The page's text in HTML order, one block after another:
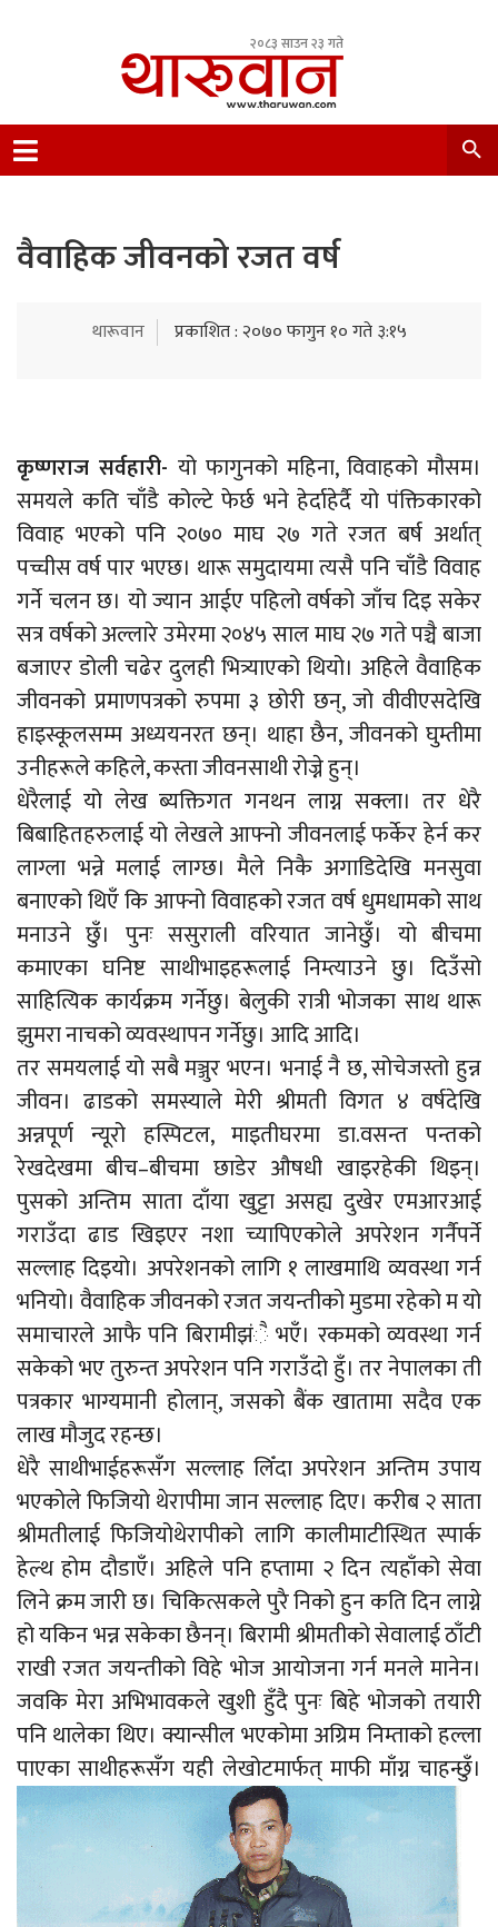
२०८३ साउन २३ गते
Nepal.
वैवाहिक जीवनको रजत वर्ष
थारूवान प्रकाशित : २०७० फागुन १० गते ३:१५
कृष्णराज सर्वहारी- यो फागुनको महिना, विवाहको मौसम।
समयले कति चाँडै कोल्टे फेर्छ भने हेर्दाहेर्दै यो पंक्तिकारको
विवाह भएको पनि २०७० माघ २७ गते रजत बर्ष अर्थात्
पच्चीस वर्ष पार भएछ। थारू समुदायमा त्यसै पनि चाँडै विवाह
गर्ने चलन छ। यो ज्यान आईए पहिलो वर्षको जाँच दिइ सकेर
सत्र वर्षको अल्लारे उमेरमा २०४५ साल माघ २७ गते पञ्चै बाजा
बजाएर डोली चढेर दुलही भित्र्याएको थियो। अहिले वैवाहिक
जीवनको प्रमाणपत्रको रुपमा ३ छोरी छन्, जो वीवीएसदेखि
हाइस्कूलसम्म अध्ययनरत छन्। थाहा छैन, जीवनको घुम्तीमा
उनीहरूले कहिले, कस्ता जीवनसाथी रोज्ने हुन्।
धेरैलाई यो लेख ब्यक्तिगत गनथन लाग्न सक्ला। तर धेरै
बिबाहितहरुलाई यो लेखले आफ्नो जीवनलाई फर्केर हेर्न कर
लाग्ला भन्ने मलाई लाग्छ। मैले निकै अगाडिदेखि मनसुवा
बनाएको थिएँ कि आफ्नो विवाहको रजत वर्ष धुमधामको साथ
मनाउने छुँ। पुनः ससुराली वरियात जानेछुँ। यो बीचमा
कमाएका घनिष्ट साथीभाइहरूलाई निम्त्याउने छु। दिउँसो
साहित्यिक कार्यक्रम गर्नेछु। बेलुकी रात्री भोजका साथ थारू
झुमरा नाचको व्यवस्थापन गर्नेछु। आदि आदि।
तर समयलाई यो सबै मञ्जुर भएन। भनाई नै छ, सोचेजस्तो हुन्न
जीवन। ढाडको समस्याले मेरी श्रीमती विगत ४ वर्षदेखि
अन्नपूर्ण न्यूरो हस्पिटल, माइतीघरमा डा.वसन्त पन्तको
रेखदेखमा बीच–बीचमा छाडेर औषधी खाइरहेकी थिइन्।
पुसको अन्तिम साता दाँया खुट्टा असह्य दुखेर एमआरआई
गराउँदा ढाड खिइएर नशा च्यापिएकोले अपरेशन गर्नैपर्ने
सल्लाह दिइयो। अपरेशनको लागि १ लाखमाथि व्यवस्था गर्न
भनियो। वैवाहिक जीवनको रजत जयन्तीको मुडमा रहेको म यो
समाचारले आफै पनि बिरामीझंै भएँ। रकमको व्यवस्था गर्न
सकेको भए तुरुन्त अपरेशन पनि गराउँदो हुँ। तर नेपालका ती
पत्रकार भाग्यमानी होलान्, जसको बैंक खातामा सदैव एक
लाख मौजुद रहन्छ।
धेरै साथीभाईहरूसँग सल्लाह लिँदा अपरेशन अन्तिम उपाय
भएकोले फिजियो थेरापीमा जान सल्लाह दिए। करीब २ साता
श्रीमतीलाई फिजियोथेरापीको लागि कालीमाटीस्थित स्पार्क
हेल्थ होम दौडाएँ। अहिले पनि हप्तामा २ दिन त्यहाँको सेवा
लिने क्रम जारी छ। चिकित्सकले पुरै निको हुन कति दिन लाग्ने
हो यकिन भन्न सकेका छैनन्। बिरामी श्रीमतीको सेवालाई ठाँटी
राखी रजत जयन्तीको विहे भोज आयोजना गर्न मनले मानेन।
जवकि मेरा अभिभावकले खुशी हुँदै पुनः बिहे भोजको तयारी
पनि थालेका थिए। क्यान्सील भएकोमा अग्रिम निम्ताको हल्ला
पाएका साथीहरूसँग यही लेखोटमार्फत् माफी माँग्न चाहन्छुँ।